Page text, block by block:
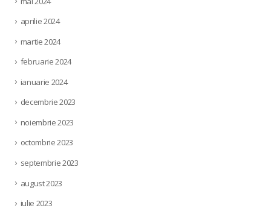
aprilie 2024
martie 2024
februarie 2024
ianuarie 2024
decembrie 2023
noiembrie 2023
octombrie 2023
septembrie 2023
august 2023
iulie 2023